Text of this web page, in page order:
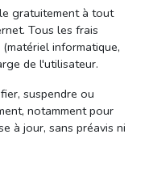
gratuitement à tout
Tous les frais
informatique,
de l'utilisateur.
suspendre ou
notamment pour
à jour, sans préavis ni